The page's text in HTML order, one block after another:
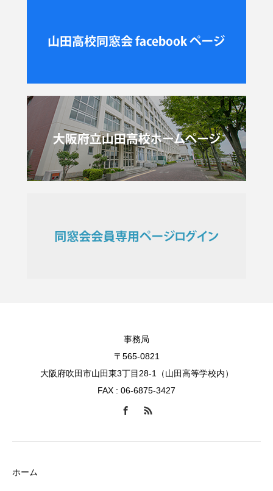
事務局
〒565-0821
大阪府吹田市山田東3丁目28-1（山田高等学校内）
FAX : 06-6875-3427
ホーム